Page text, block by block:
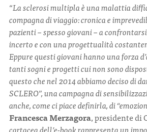
“La sclerosi multipla è una malattia
compagna di viaggio: cronica e
pazienti – spesso giovani – a
incerto e con una progettualità
Eppure questi giovani hanno una forza
tanti sogni e progetti cui non sono
questo che nel 2014 abbiamo deciso di
SCLERO”, una campagna di
anche, come ci piace definirla, di
Francesca Merzagora, presidente di